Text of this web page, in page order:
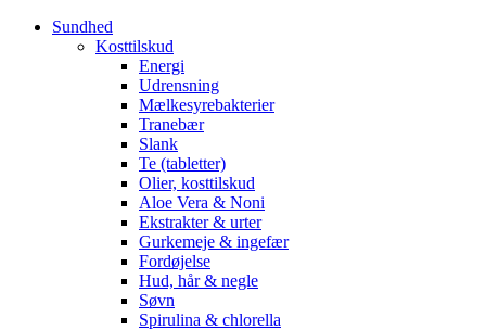
Sundhed
Kosttilskud
Energi
Udrensning
Mælkesyrebakterier
Tranebær
Slank
Te (tabletter)
Olier, kosttilskud
Aloe Vera & Noni
Ekstrakter & urter
Gurkemeje & ingefær
Fordøjelse
Hud, hår & negle
Søvn
Spirulina & chlorella